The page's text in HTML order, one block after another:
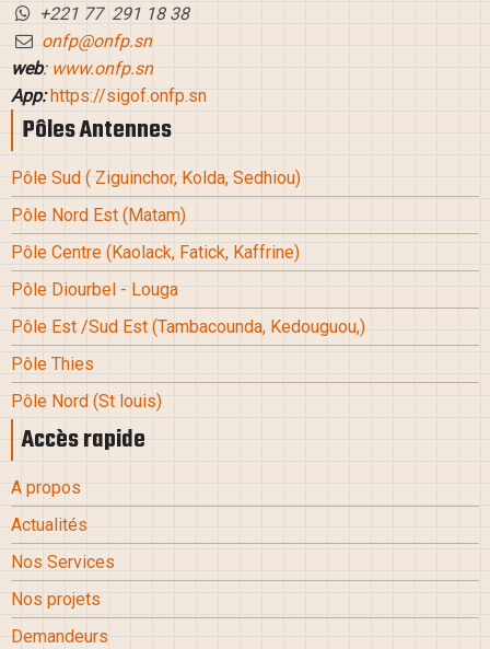
+221 77 291 18 38
onfp@onfp.sn
web: www.onfp.sn
App: https://sigof.onfp.sn
Pôles Antennes
Pôle Sud ( Ziguinchor, Kolda, Sedhiou)
Pôle Nord Est (Matam)
Pôle Centre (Kaolack, Fatick, Kaffrine)
Pôle Diourbel - Louga
Pôle Est /Sud Est (Tambacounda, Kedouguou,)
Pôle Thies
Pôle Nord (St louis)
Accès rapide
A propos
Actualités
Nos Services
Nos projets
Demandeurs